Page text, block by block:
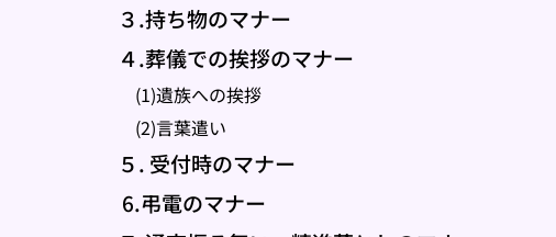
３.持ち物のマナー
４.葬儀での挨拶のマナー
(1)遺族への挨拶
(2)言葉遣い
５. 受付時のマナー
6.弔電のマナー